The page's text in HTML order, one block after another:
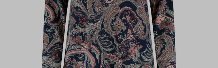
Menger
Mode